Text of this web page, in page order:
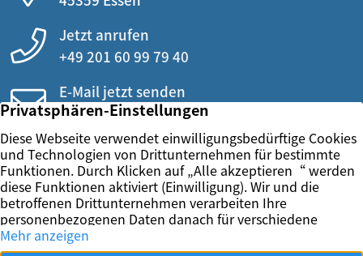
Jetzt anrufen
+49 201 60 99 79 40
E-Mail jetzt senden
info@wierig.eu